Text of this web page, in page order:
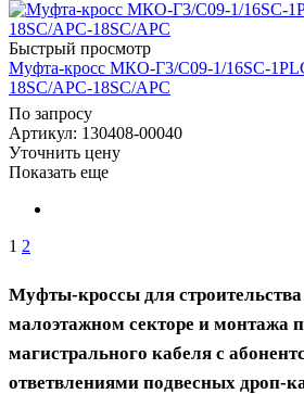
Быстрый просмотр
Муфта-кросс МКО-Г3/С09-1/16SC-
18SC/APC-18SC/APC
По запросу
Артикул: 130408-00040
Уточнить цену
Показать еще
1 2
Муфты-кроссы для строительства
малоэтажном секторе и монтажа
магистрального кабеля с
ответвлениями подвесных дроп-